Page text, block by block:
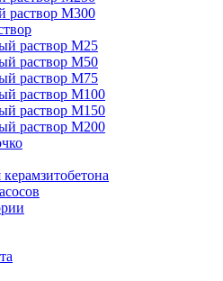
раствор М300
раствор М25
раствор М50
раствор М75
раствор М100
раствор М150
раствор М200